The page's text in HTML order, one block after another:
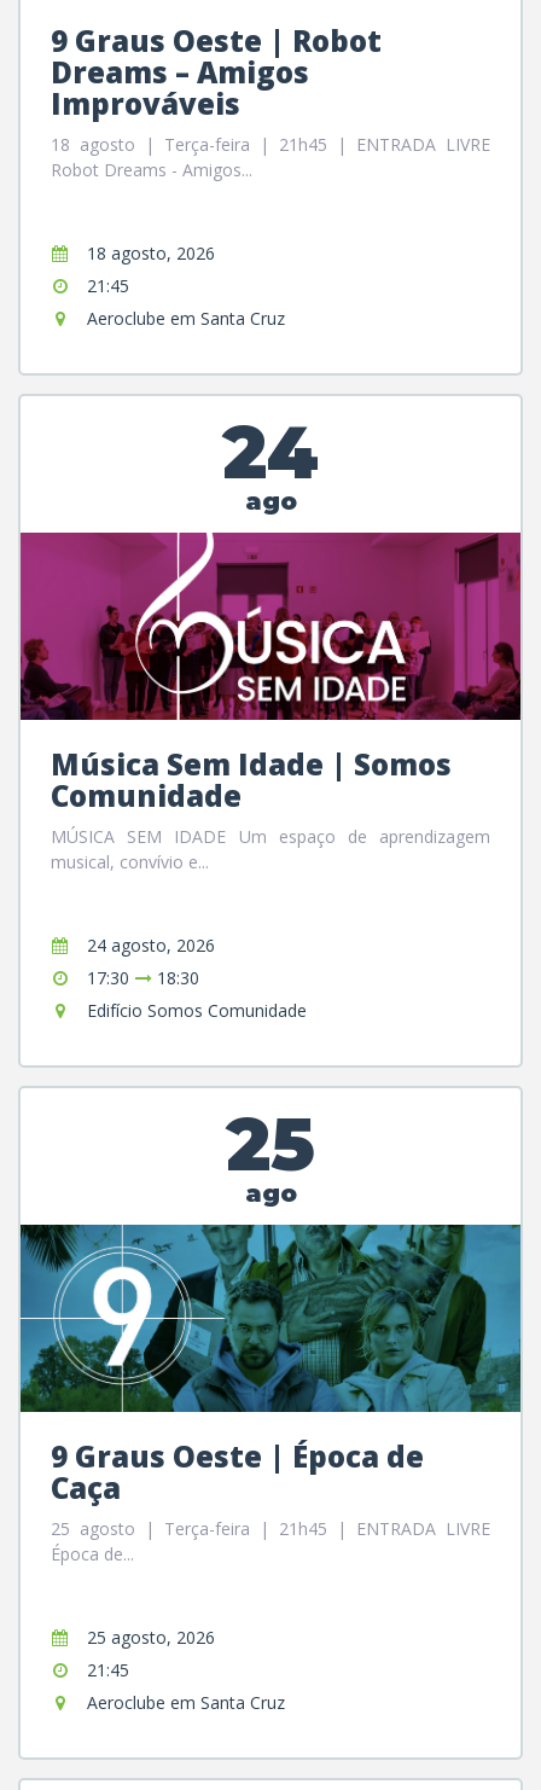
9 Graus Oeste | Robot
Dreams – Amigos
Improváveis
18 agosto | Terça-feira | 21h45 | ENTRADA LIVRE
Robot Dreams - Amigos...
18 agosto, 2026
21:45
Aeroclube em Santa Cruz
24
ago
Música Sem Idade | Somos
Comunidade
MÚSICA SEM IDADE Um espaço de aprendizagem
musical, convívio e...
24 agosto, 2026
17:30
18:30
Edifício Somos Comunidade
25
ago
9 Graus Oeste | Época de
Caça
25 agosto | Terça-feira | 21h45 | ENTRADA LIVRE
Época de...
25 agosto, 2026
21:45
Aeroclube em Santa Cruz